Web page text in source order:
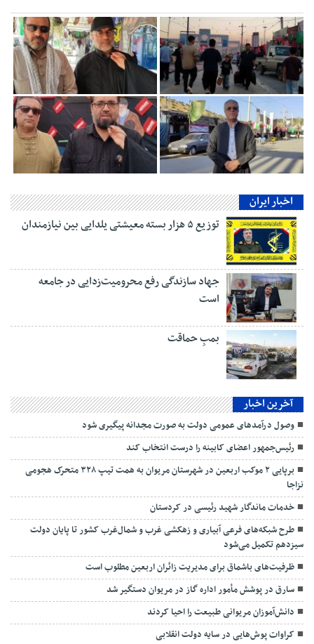
اخبار ایران
توزیع ۵ هزار بسته معیشتی یلدایی بین نیازمندان
جهاد سازندگی رفع محرومیت‌زدایی در جامعه
است
بمبِ حماقت
آخرین اخبار
وصول درآمدهای عمومی دولت به صورت مجدانه پیگیری شود
رئیس‌جمهور اعضای کابینه را درست انتخاب کند
برپایی ۲ موکب اربعین در شهرستان مریوان به همت تیپ ۳۲۸ متحرک هجومی
نزاجا
خدمات ماندگار شهید رئیسی در کردستان
طرح شبکه‌های فرعی آبیاری و زهکشی غرب و شمال‌غرب کشور تا پایان دولت
سیزدهم تکمیل می‌شود
ظرفیت‌های باشماق برای مدیریت زائران اربعین مطلوب است
سارق در پوشش مأمور اداره گاز در مریوان دستگیر شد
دانش‌آموزان مریوانی طبیعت را احیا کردند
کراوات پوش‌هایی در سایه دولت انقلابی